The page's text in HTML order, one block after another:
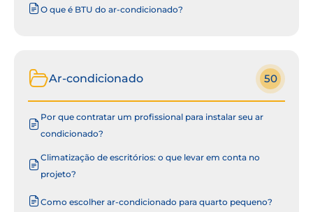
O que é BTU do ar-condicionado?
Ar-condicionado 50
Por que contratar um profissional para instalar seu ar
condicionado?
Climatização de escritórios: o que levar em conta no
projeto?
Como escolher ar-condicionado para quarto pequeno?